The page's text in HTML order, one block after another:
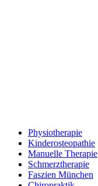
Physiotherapie
Kinderosteopathie
Manuelle Therapie
Schmerztherapie
Faszien München